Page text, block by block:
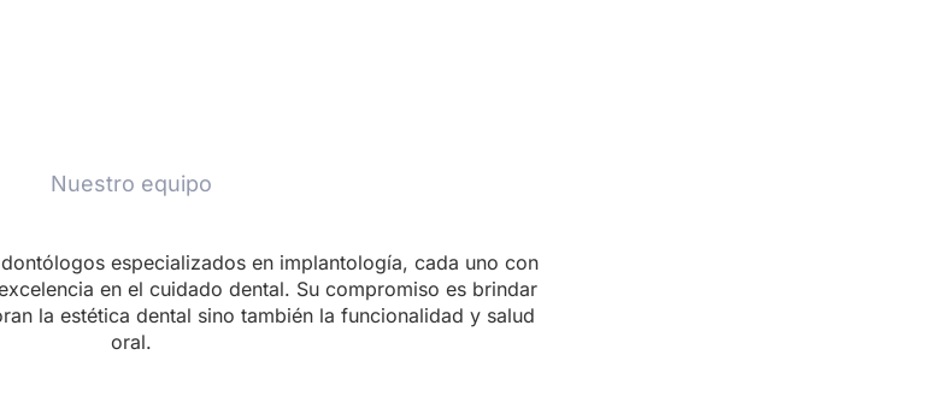
Nuestro equipo
especializados en implantología, cada uno con
en el cuidado dental. Su compromiso es brindar
la estética dental sino también la funcionalidad y salud
oral.